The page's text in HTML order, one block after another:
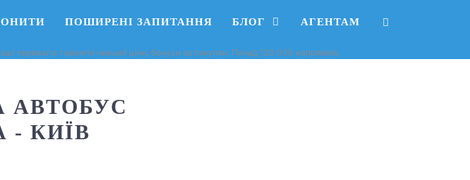
ПОШИРЕНІ ЗАПИТАННЯ БЛОГ АГЕНТАМ
переваги: ​​гарантія низької ціни, бонуси за покупки. Понад 120 000 напрямків.
АВТОБУС
- КИЇВ